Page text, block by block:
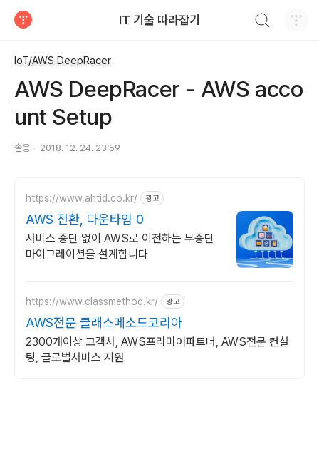
IT 기술 따라잡기
IoT/AWS DeepRacer
AWS DeepRacer - AWS acco
unt Setup
솔웅 2018. 12. 24. 23:59
https://www.ahtid.co.kr/ 광고
AWS 전환, 다운타임 0
서비스 중단 없이 AWS로 이전하는 무중단
마이그레이션을 설계합니다
https://www.classmethod.kr/ 광고
AWS전문 클래스메소드코리아
2300개이상 고객사, AWS프리미어파트너, AWS전문 컨설
팅, 글로벌서비스 지원